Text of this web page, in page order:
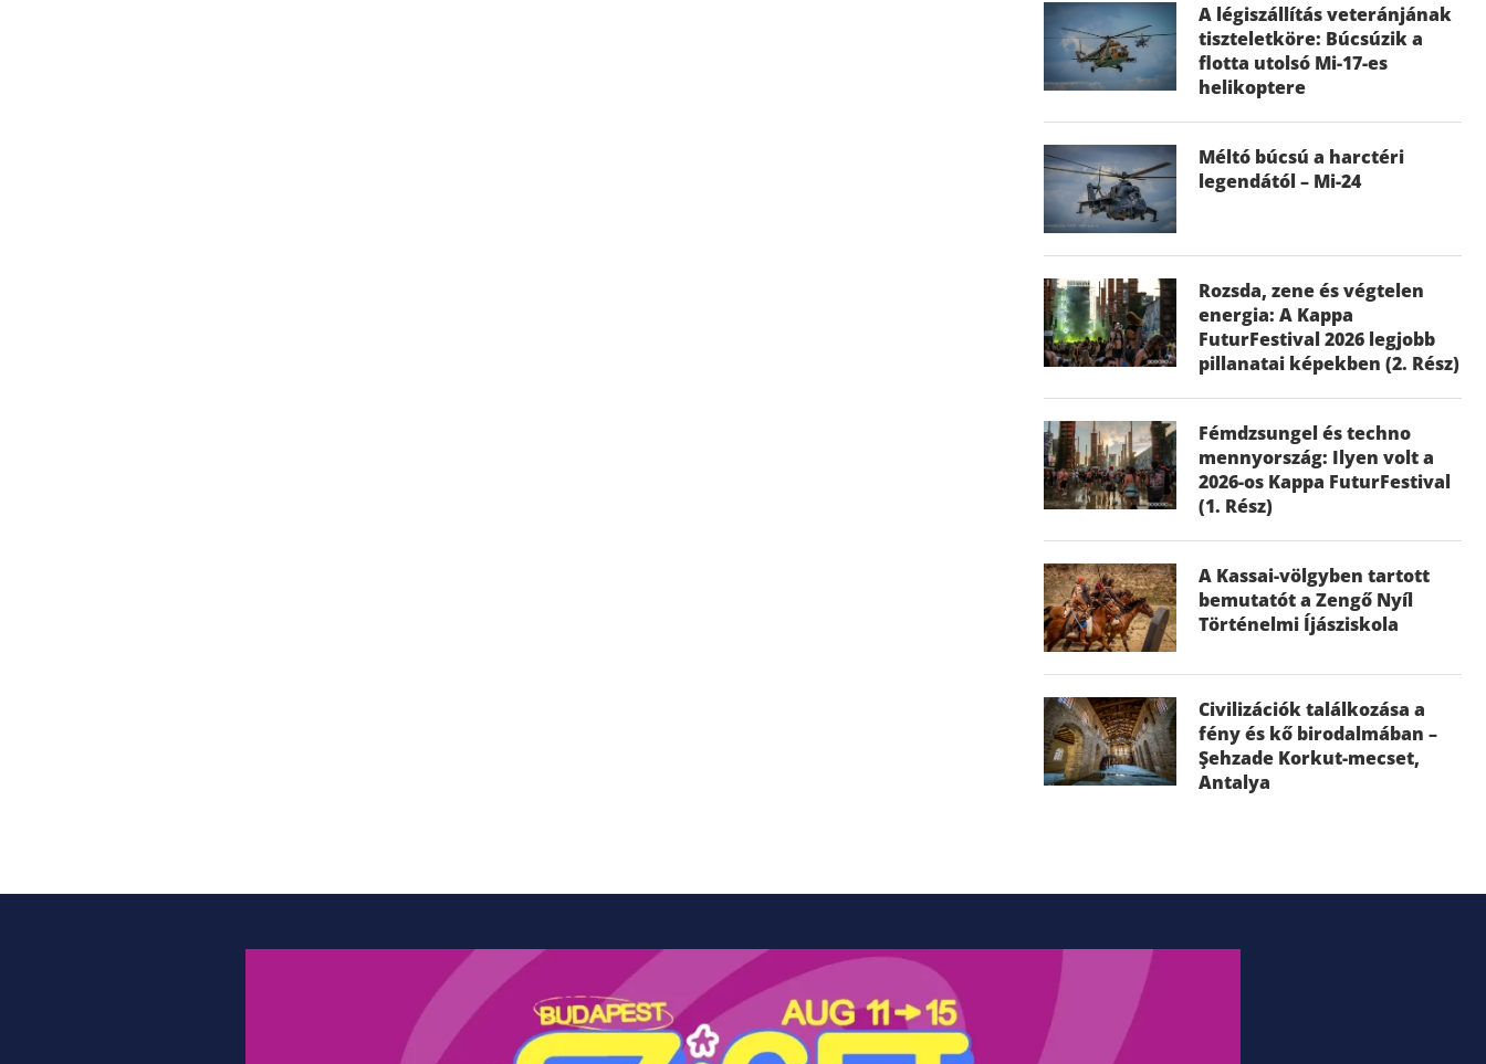
A légiszállítás veteránjának
tiszteletköre: Búcsúzik a
flotta utolsó Mi-17-es
helikoptere
Méltó búcsú a harctéri
legendától – Mi-24
Rozsda, zene és végtelen
energia: A Kappa
FuturFestival 2026 legjobb
pillanatai képekben (2. Rész)
Fémdzsungel és techno
mennyország: Ilyen volt a
2026-os Kappa FuturFestival
(1. Rész)
A Kassai-völgyben tartott
bemutatót a Zengő Nyíl
Történelmi Íjásziskola
Civilizációk találkozása a
fény és kő birodalmában –
Şehzade Korkut-mecset,
Antalya